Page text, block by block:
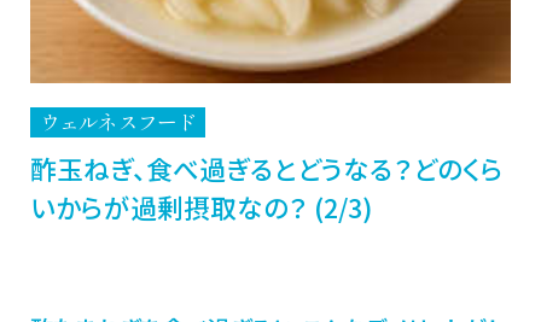
ウェルネスフード
酢玉ねぎ、食べ過ぎるとどうなる？どのくら
いからが過剰摂取なの？ (2/3)